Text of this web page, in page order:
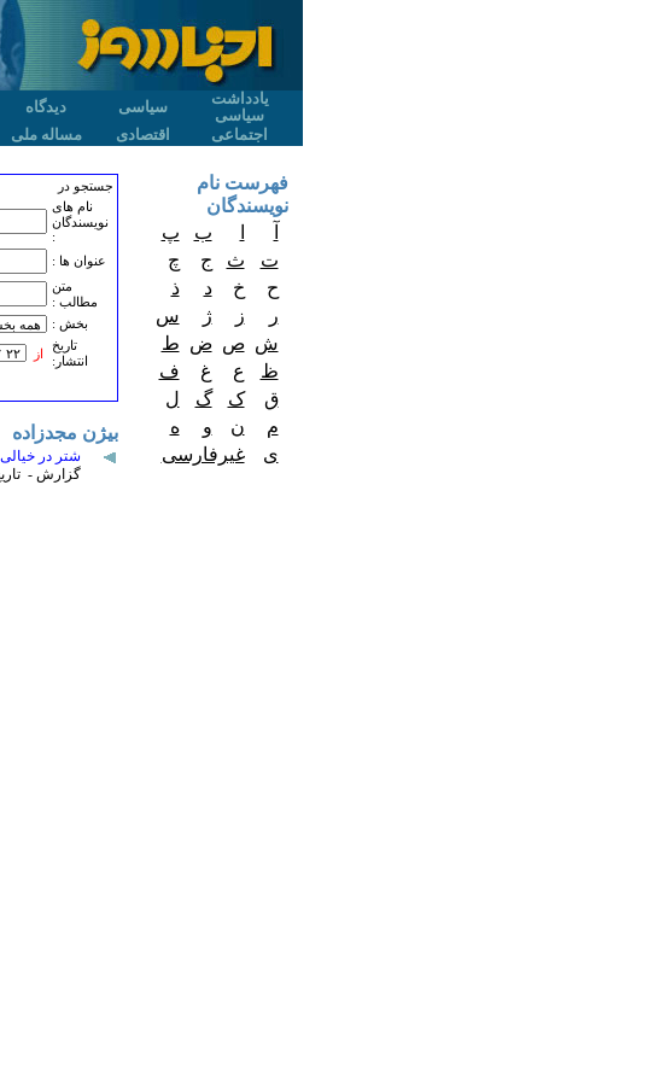
یادداشت
سیاسی
سیاسی دیدگاه
اجتماعی
اقتصادی مساله ملی
جستجو در
نام های
نویسندگان
:
عنوان ها :
متن
مطالب :
بخش :
تاريخ
انتشار:
از
بیژن مجدزاده
شتر در
گزارش - تاریخ انتشار : ۱۹
فهرست نام
نویسندگان
ب
پ
ت
ث ج
چ
ح
خ د
ذ
ر
ز ژ
س
ش ص ض ط
ظ
ع غ
ف
ق
ک گ
ل
م
ن و
ه
ی
غیرفارسی